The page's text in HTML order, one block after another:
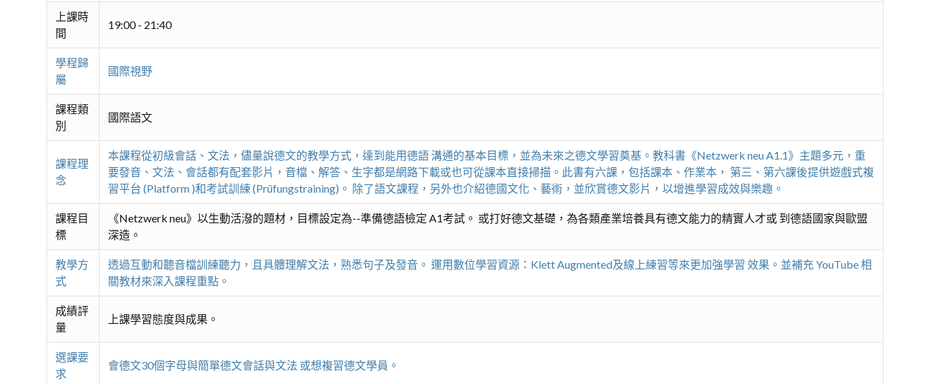
上課時
間
19:00 - 21:40
學程歸
屬
國際視野
課程類
別
國際語文
課程理
念
本課程從初級會話、文法，儘量說德文的教學方式，達到能用德語 溝通的基本目標，並為未來之德文學習奠基。教科書《Netzwerk neu A1.1》主題多元，重
要發音、文法、會話都有配套影片，音檔、解答、生字都是網路下載或也可從課本直接掃描。此書有六課，包括課本、作業本， 第三、第六課後提供遊戲式複
習平台 (Platform )和考試訓練 (Prüfungstraining)。 除了語文課程，另外也介紹德國文化、藝術，並欣賞德文影片，以增進學習成效與樂趣。
課程目
標
《Netzwerk neu》以生動活潑的題材，目標設定為--準備德語檢定 A1考試。 或打好德文基礎，為各類產業培養具有德文能力的精實人才或 到德語國家與歐盟
深造。
教學方
式
透過互動和聽音檔訓練聽力，且具體理解文法，熟悉句子及發音。 運用數位學習資源：Klett Augmented及線上練習等來更加強學習 效果。並補充 YouTube 相
關教材來深入課程重點。
成績評
量
上課學習態度與成果。
選課要
求
會德文30個字母與簡單德文會話與文法 或想複習德文學員。